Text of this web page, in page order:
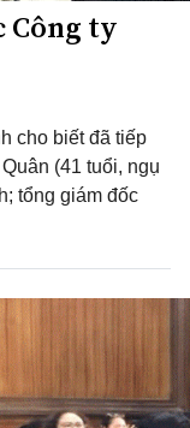
Công ty
cho biết đã tiếp
(41 tuổi, ngụ
tổng giám đốc